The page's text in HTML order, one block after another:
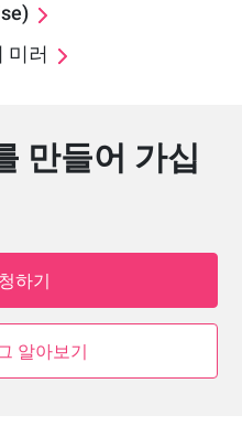
미러
만들어 가십
하기
알아보기